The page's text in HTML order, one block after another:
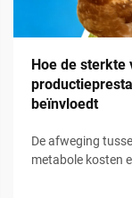
Hoe de
beïnvloedt
De afweging
metabole kosten